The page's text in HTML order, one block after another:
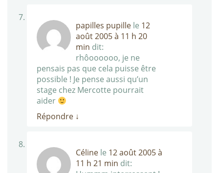
papilles pupille le 12
août 2005 à 11 h 20
min dit:
rhôoooooo, je ne
pensais pas que cela puisse être
possible ! Je pense aussi qu’un
stage chez Mercotte pourrait
aider
Répondre ↓
Céline le 12 août 2005 à
11 h 21 min dit: